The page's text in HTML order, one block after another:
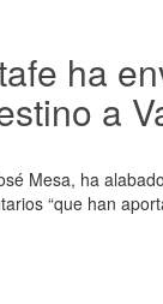
ha
a
Mesa, ha
“que han